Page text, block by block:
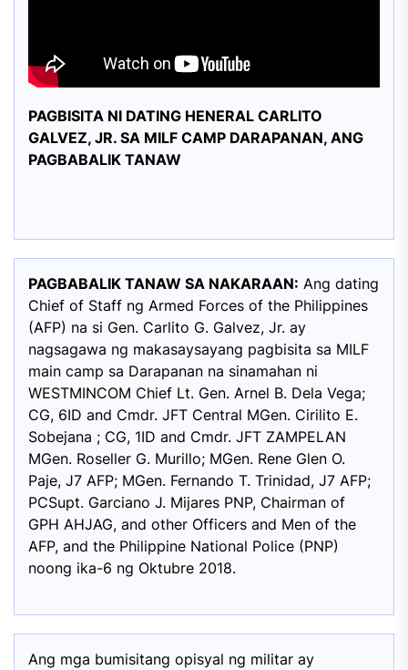
PAGBISITA NI DATING HENERAL CARLITO
GALVEZ, JR. SA MILF CAMP DARAPANAN, ANG
PAGBABALIK TANAW
PAGBABALIK TANAW SA NAKARAAN: Ang dating
Chief of Staff ng Armed Forces of the Philippines
(AFP) na si Gen. Carlito G. Galvez, Jr. ay
nagsagawa ng makasaysayang pagbisita sa MILF
main camp sa Darapanan na sinamahan ni
WESTMINCOM Chief Lt. Gen. Arnel B. Dela Vega;
CG, 6ID and Cmdr. JFT Central MGen. Cirilito E.
Sobejana ; CG, 1ID and Cmdr. JFT ZAMPELAN
MGen. Roseller G. Murillo; MGen. Rene Glen O.
Paje, J7 AFP; MGen. Fernando T. Trinidad, J7 AFP;
PCSupt. Garciano J. Mijares PNP, Chairman of
GPH AHJAG, and other Officers and Men of the
AFP, and the Philippine National Police (PNP)
noong ika-6 ng Oktubre 2018.
Ang mga bumisitang opisyal ng militar ay